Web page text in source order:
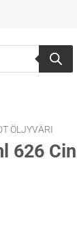
ÖLJYVÄRI
626